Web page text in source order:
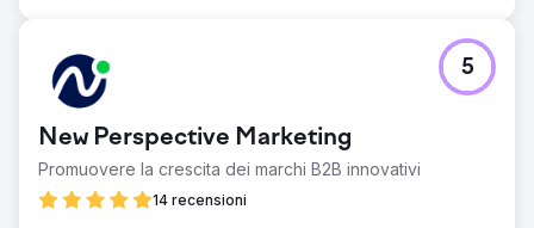
New Perspective Marketing
Promuovere la crescita dei marchi B2B innovativi
14 recensioni
5